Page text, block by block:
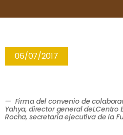
06/07/2017
— Firma del convenio de
Yahya, director general
Rocha, secretaria ejecutiva de la